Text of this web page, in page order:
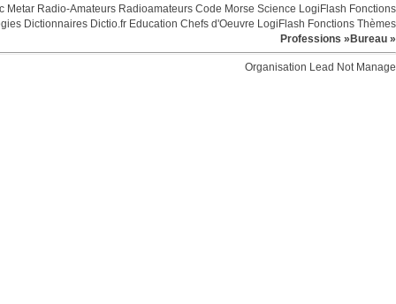
Metar Radio-Amateurs Radioamateurs Code Morse Science LogiFlash Fonctions
Dictionnaires Dictio.fr Education Chefs d'Oeuvre LogiFlash Fonctions Thèmes
Professions » Bureau »
Organisation Lead Not Manage